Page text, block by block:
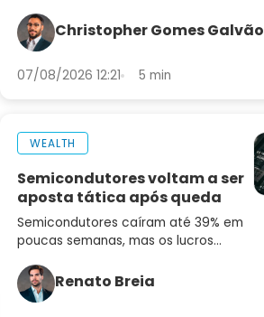
no radarChristopher Gomes Galvão
07/08/2026 12:21 5 min
WEALTH
Semicondutores voltam a ser
aposta tática após queda
Semicondutores caíram até 39% em
poucas semanas, mas os lucros
setor pode ser uma oportunidade
agora
Renato Breia